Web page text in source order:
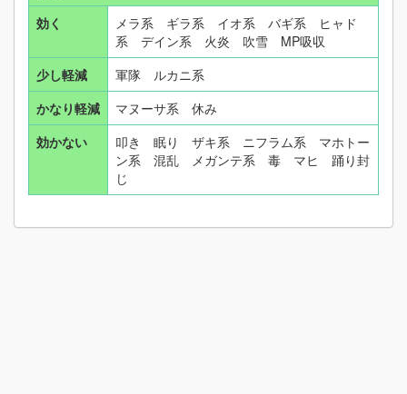
効く
メラ系 ギラ系 イオ系 バギ系 ヒャド
系 デイン系 火炎 吹雪 MP吸収
少し軽減
軍隊 ルカニ系
かなり軽減
マヌーサ系 休み
効かない
叩き 眠り ザキ系 ニフラム系 マホトー
ン系 混乱 メガンテ系 毒 マヒ 踊り封
じ